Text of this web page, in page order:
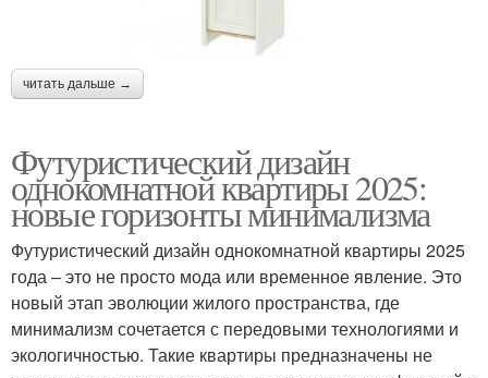
читать дальше →
Футуристический дизайн
однокомнатной квартиры 2025:
новые горизонты минимализма
Футуристический дизайн однокомнатной квартиры 2025
года – это не просто мода или временное явление. Это
новый этап эволюции жилого пространства, где
минимализм сочетается с передовыми технологиями и
экологичностью. Такие квартиры предназначены не